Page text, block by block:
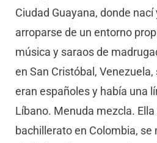
Ciudad Guayana, donde
arroparse de un entorno
música y saraos de
en San Cristóbal,
eran españoles y había una
Líbano. Menuda mezcla.
bachillerato en Colombia, se